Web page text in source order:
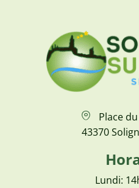
Place
43370
Lundi: